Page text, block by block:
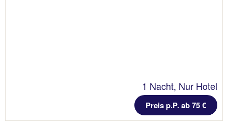
1 Nacht, Nur Hotel
Preis p.P. ab 75 €